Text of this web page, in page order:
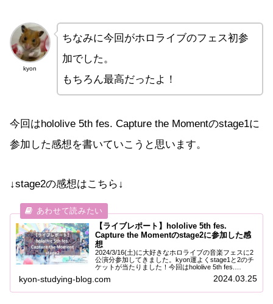
kyon
ちなみに今回がホロライブのフェス初参
加でした。
もちろん最高だったよ！
今回はhololive 5th fes. Capture the Momentのstage1に
参加した感想を書いていこうと思います。
↓stage2の感想はこちら↓
【ライブレポート】hololive 5th fes.
Capture the Momentのstage2に参加した感
想
2024/3/16(土)に大好きなホロライブの音楽フェスに2
公演分参加してきました。kyon運よくstage1と2のチ
ケットが当たりました！今回はhololive 5th fes.
Capture the Momentのstage2に参加し...
kyon-studying-blog.com 2024.03.25